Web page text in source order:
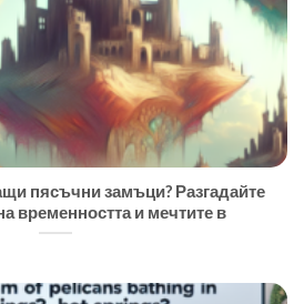
пясъчни замъци? Разгадайте
временността и мечтите в